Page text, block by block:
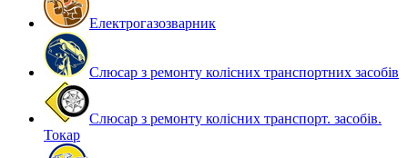
Електрогазозварник
Слюсар з ремонту колісних транспортних засобів
Слюсар з ремонту колісних транспорт. засобів.
Токар